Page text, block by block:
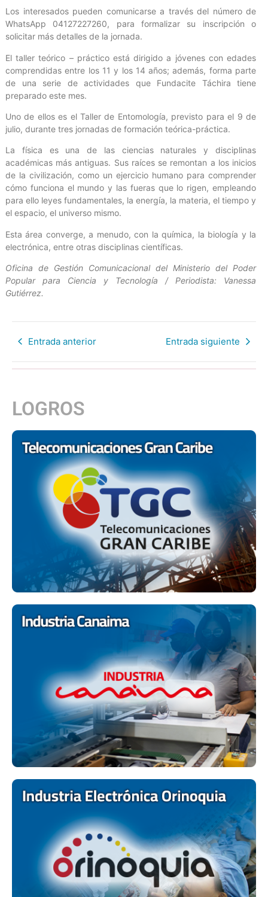
Los interesados pueden comunicarse a través del número de
WhatsApp 04127227260, para formalizar su inscripción o
solicitar más detalles de la jornada.
El taller teórico – práctico está dirigido a jóvenes con edades
comprendidas entre los 11 y los 14 años; además, forma parte
de una serie de actividades que Fundacite Táchira tiene
preparado este mes.
Uno de ellos es el Taller de Entomología, previsto para el 9 de
julio, durante tres jornadas de formación teórica-práctica.
La física es una de las ciencias naturales y disciplinas
académicas más antiguas. Sus raíces se remontan a los inicios
de la civilización, como un ejercicio humano para comprender
cómo funciona el mundo y las fueras que lo rigen, empleando
para ello leyes fundamentales, la energía, la materia, el tiempo y
el espacio, el universo mismo.
Esta área converge, a menudo, con la química, la biología y la
electrónica, entre otras disciplinas científicas.
Oficina de Gestión Comunicacional del Ministerio del Poder
Popular para Ciencia y Tecnología / Periodista: Vanessa
Gutiérrez.
Entrada anterior Entrada siguiente
LOGROS